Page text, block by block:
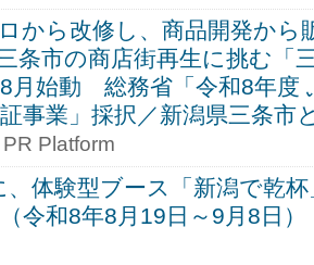
から改修し、商品開発か
条市の商店街再生に挑む「
月始動 総務省「令和8年度
事業」採択／新潟県三条市
Platform
、体験型ブース「新潟で乾
令和8年8月19日～9月8日）